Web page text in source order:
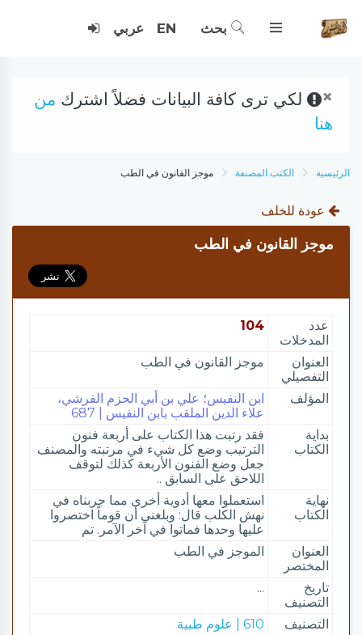
بحث EN عربي
× لكي ترى كافة البيانات فضلاً اشترك من
هنا
الرئيسية الكتب المصنفة موجز القانون في الطب
عودة للخلف
موجز القانون في الطب
عدد
المدخلات
104
العنوان
التفصيلي
موجز القانون في الطب
المؤلف
ابن النفيس؛ علي بن أبي الحزم القرشي،
علاء الدين الملقب بابن النفيس | 687
بداية
الكتاب
فقد رتبت هذا الكتاب على أربعة فنون
الترتيب وضع كل شيء في مرتبته والمصنف
جعل وضع الفنون الأربعة كذلك لتوقف
اللاحق على السابق ..
نهاية
الكتاب
استعملوا معها أدوية أخرى مما جربناه في
نهش الكلب قال: وبلغني أن قوماً اختصروا
عليها وحدها فماتوا في آخر الآمر. تم
العنوان
المختصر
الموجز في الطب
تاريخ
التصنيف
...
التصنيف
610 | علوم طبية